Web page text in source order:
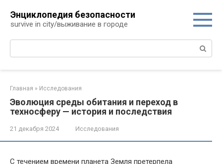
контенту
Энциклопедия безопасности
survive in city/выживание в городе
Поиск:
Главная » Исследования
Эволюция среды обитания и переход в
техносферу — история и последствия
21 декабря 2024 Исследования
С течением времени планета Земля претерпела